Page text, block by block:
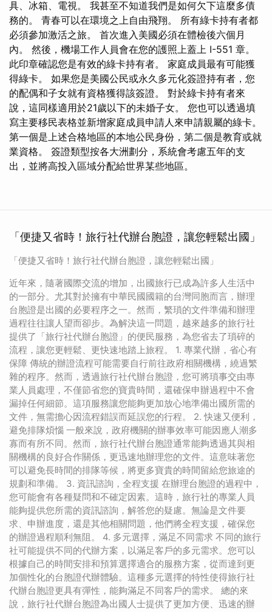
具、冰箱、電視。 我甚至不知道我們是如何欠下這麼多債
務的。 青春可以在環境之上自由飛翔。 所有綠卡持有者都
必須參加激活之旅。 首次進入美國必須在體檢後六個月
內。 然後，機場工作人員會在您的護照上蓋上 I-551 章。
此印章確認您是有效的綠卡持有者。 家庭成員最有可能獲
得綠卡。 如果您是美國公民或永久多元化簽證持有者，您
的配偶和子女就有資格獲得該簽證。 對於綠卡持有者來
說，這同樣適用於21歲以下的未婚子女。 您也可以透過填
寫主要移民表格並新增家庭成員申請人來申請親屬的綠卡。
第一個是上述合格地區的本地公民身份，第二個是教育或就
業資格。 簽證類型按各大洲劃分，系統會考慮五年的支
出，並將高投入區域分配給世界某些地區。
「便捷又省時！旅行社代辦台胞證，讓您輕鬆出國」
「便捷又省時！旅行社代辦台胞證，讓您輕鬆出國」
近年來，隨著國際交流的增加，出國旅行已成為許多人生活中
的一部分。尤其對於擁有中華民國國籍的台灣同胞而言，辦理
台胞證是出國的必要程序之一。然而，繁瑣的文件準備和辦理
過程往往讓人望而卻步。為解決這一問題，越來越多的旅行社
提供了「旅行社代辦台胞證」的便民服務，為您省去了瑣碎的
流程，讓您更輕鬆、更快速地踏上旅程。 1. 專業代辦，省心有
保障 傳統的辦證流程可能需要自行前往政府相關機構，繞過繁
雜的程序。然而，透過旅行社代辦台胞證，您可將瑣事交由專
業人員處理，不僅節省您的寶貴時間，還確保申辦過程中不會
漏掉任何細節。這項服務讓您能夠更加放心地準備出國所需的
文件，無需擔心因流程錯誤而延誤您的行程。 2. 快速又便利，
避免排隊煩惱 一般來說，政府機關的辦事效率可能因應人潮多
寡而有所不同。然而，旅行社代辦台胞證通常能夠透過其與相
關機構的良好合作關係，更迅速地辦理您的文件。這意味著您
可以避免長時間的排隊等候，將更多寶貴的時間留給您旅途的
規劃和準備。 3. 資訊諮詢，全程支援 在辦理台胞證的過程中，
您可能會有各種疑問和不確定因素。這時，旅行社的專業人員
能夠提供您所需的資訊諮詢，解答您的疑慮。無論是文件要
求、申辦進度，還是其他相關問題，他們將全程支援，確保您
的辦證過程順利無阻。 4. 多元選擇，滿足不同需求 不同的旅行
社可能提供不同的代辦方案，以滿足客戶的多元需求。您可以
根據自己的時間安排和預算選擇適合的服務方案，從而達到更
加個性化的台胞證代辦體驗。這種多元選擇的特性使得旅行社
代辦台胞證更具有彈性，能夠滿足不同客戶的需求。 總的來
說，旅行社代辦台胞證為出國人士提供了更加方便、迅速的辦